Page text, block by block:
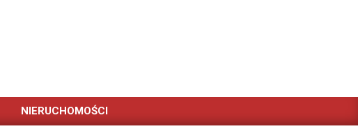
NIERUCHOMOŚCI